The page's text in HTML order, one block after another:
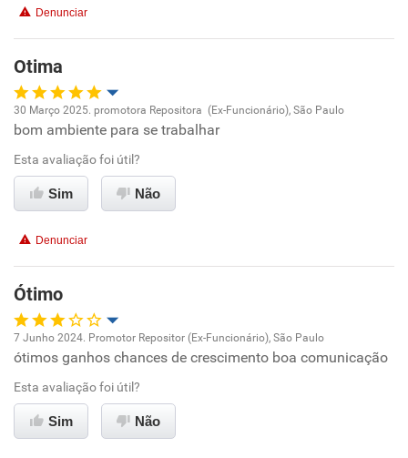
Recomenda a diretoria
Benefícios
Recomenda esta empresa
Recomenda a diretoria
Denunciar
Otima
Oportunidade de promoção
Ambiente de trabalho
Benefícios
Recomenda esta empresa
Recomenda a diretoria
30 Março 2025. promotora Repositora (Ex-Funcionário), São Paulo
bom ambiente para se trabalhar
Esta avaliação foi útil?
Sim Não
Denunciar
Ótimo
Oportunidade de promoção
Ambiente de trabalho
7 Junho 2024. Promotor Repositor (Ex-Funcionário), São Paulo
ótimos ganhos chances de crescimento boa comunicação
Esta avaliação foi útil?
Sim Não